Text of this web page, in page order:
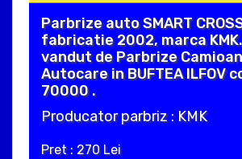
Parbrize auto SMART
fabricatie 2002, marca
vandut de Parbrize
Autocare in BUFTEA ILFOV
70000 .
Producator parbriz : KMK
Pret : 270 Lei